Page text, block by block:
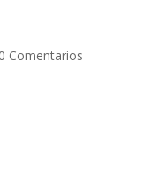
0 Comentarios